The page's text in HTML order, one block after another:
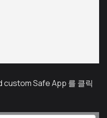
Safe App 를 클릭